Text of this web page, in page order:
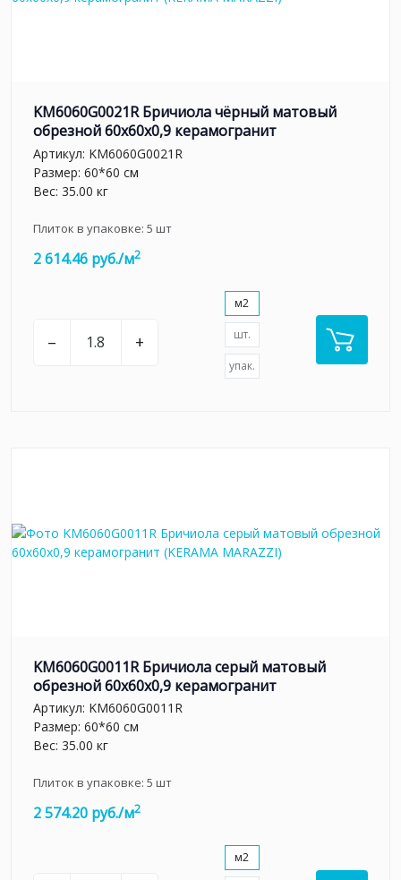
KM6060G0021R Бричиола чёрный матовый
обрезной 60x60x0,9 керамогранит
Артикул: KM6060G0021R
Размер: 60*60 см
Вес: 35.00 кг
Плиток в упаковке: 5 шт
2 614.46 руб./м2
– +
м2
шт.
упак.
KM6060G0011R Бричиола серый матовый
обрезной 60x60x0,9 керамогранит
Артикул: KM6060G0011R
Размер: 60*60 см
Вес: 35.00 кг
Плиток в упаковке: 5 шт
2 574.20 руб./м2
м2